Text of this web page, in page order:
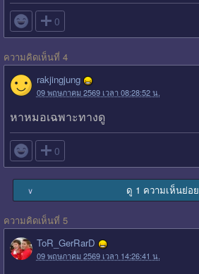
 0
ความคิดเห็นที่ 4
rakjingjung
09 พฤษภาคม 2569 เวลา 08:28:52 น.
หาหมอเฉพาะทางดู
 0
∨ ดู 1 ความเห็นย่อย
ความคิดเห็นที่ 5
ToR_GerRarD
09 พฤษภาคม 2569 เวลา 14:26:41 น.